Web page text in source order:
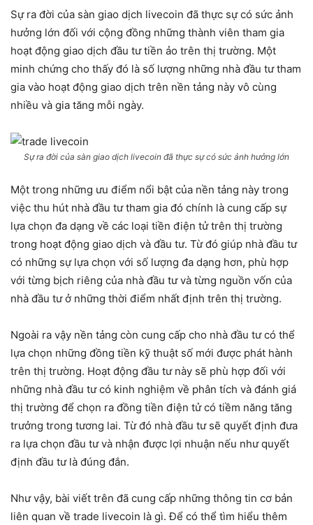
Sự ra đời của sàn giao dịch livecoin đã thực sự có sức ảnh
hưởng lớn đối với cộng đồng những thành viên tham gia
hoạt động giao dịch đầu tư tiền ảo trên thị trường. Một
minh chứng cho thấy đó là số lượng những nhà đầu tư tham
gia vào hoạt động giao dịch trên nền tảng này vô cùng
nhiều và gia tăng mỗi ngày.
Sự ra đời của sàn giao dịch livecoin đã thực sự có sức ảnh hưởng lớn
Một trong những ưu điểm nổi bật của nền tảng này trong
việc thu hút nhà đầu tư tham gia đó chính là cung cấp sự
lựa chọn đa dạng về các loại tiền điện tử trên thị trường
trong hoạt động giao dịch và đầu tư. Từ đó giúp nhà đầu tư
có những sự lựa chọn với số lượng đa dạng hơn, phù hợp
với từng bịch riêng của nhà đầu tư và từng nguồn vốn của
nhà đầu tư ở những thời điểm nhất định trên thị trường.
Ngoài ra vậy nền tảng còn cung cấp cho nhà đầu tư có thể
lựa chọn những đồng tiền kỹ thuật số mới được phát hành
trên thị trường. Hoạt động đầu tư này sẽ phù hợp đối với
những nhà đầu tư có kinh nghiệm về phân tích và đánh giá
thị trường để chọn ra đồng tiền điện tử có tiềm năng tăng
trưởng trong tương lai. Từ đó nhà đầu tư sẽ quyết định đưa
ra lựa chọn đầu tư và nhận được lợi nhuận nếu như quyết
định đầu tư là đúng đắn.
Như vậy, bài viết trên đã cung cấp những thông tin cơ bản
liên quan về trade livecoin là gì. Để có thể tìm hiểu thêm